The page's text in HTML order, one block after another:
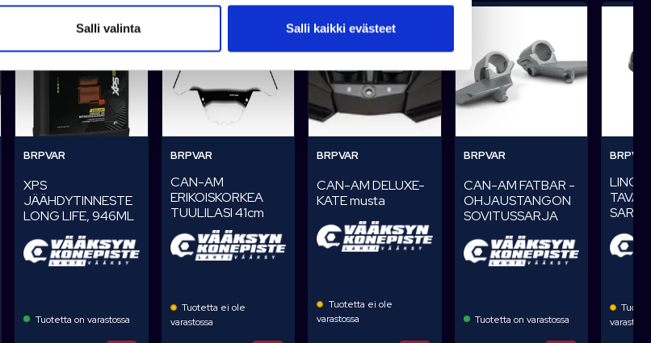
Salli valinta Salli kaikki evästeet
BRPVAR
XPS
JÄÄHDYTINNESTE
LONG LIFE, 946ML
Tuotetta on varastossa
BRPVAR
CAN-AM
ERIKOISKORKEA
TUULILASI 41cm
Tuotetta ei ole
varastossa
BRPVAR
CAN-AM DELUXE-
KATE musta
Tuotetta ei ole
varastossa
BRPVAR
CAN-AM FATBAR -
OHJAUSTANGON
SOVITUSSARJA
Tuotetta on varastossa
LINQ-
SARJA